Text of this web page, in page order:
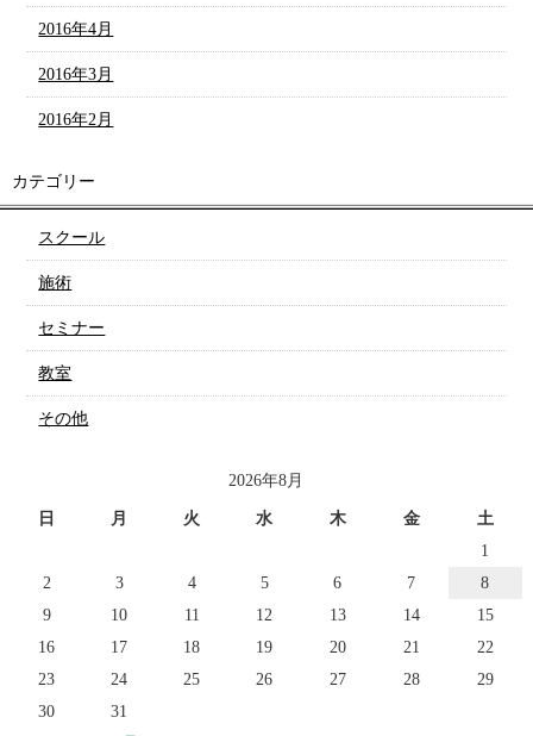
2016年4月
2016年3月
2016年2月
カテゴリー
スクール
施術
セミナー
教室
その他
2026年8月
日 月 火 水 木 金 土
1
2
3 4 5 6 7
8
9
10 11 12 13 14
15
16
17 18 19 20 21
22
23
24 25 26 27 28
29
30
31